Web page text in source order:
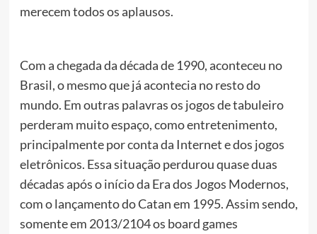
merecem todos os aplausos.
Com a chegada da década de 1990, aconteceu no
Brasil, o mesmo que já acontecia no resto do
mundo. Em outras palavras os jogos de tabuleiro
perderam muito espaço, como entretenimento,
principalmente por conta da Internet e dos jogos
eletrônicos. Essa situação perdurou quase duas
décadas após o início da Era dos Jogos Modernos,
com o lançamento do Catan em 1995. Assim sendo,
somente em 2013/2104 os board games